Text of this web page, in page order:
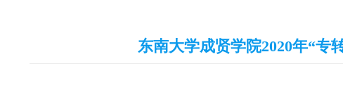
东南大学成贤学院2020年“专